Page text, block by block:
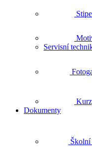
Servisní
Dokumenty
Školní